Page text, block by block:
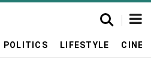
POLITICS LIFESTYLE